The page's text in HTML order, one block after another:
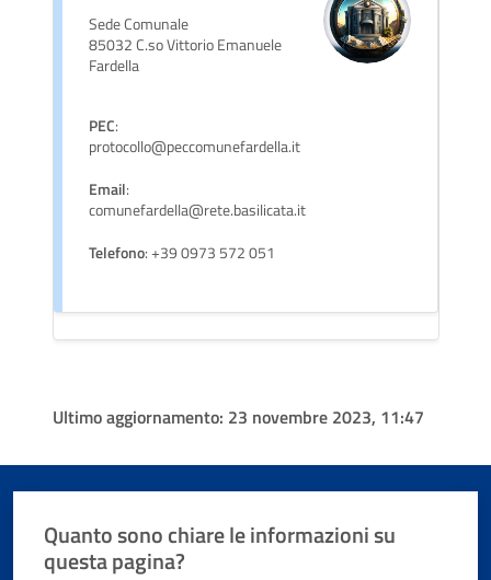
Sede Comunale
85032 C.so Vittorio Emanuele
Fardella
PEC:
protocollo@peccomunefardella.it
Email:
comunefardella@rete.basilicata.it
Telefono: +39 0973 572 051
Ultimo aggiornamento: 23 novembre 2023, 11:47
Quanto sono chiare le informazioni su
questa pagina?